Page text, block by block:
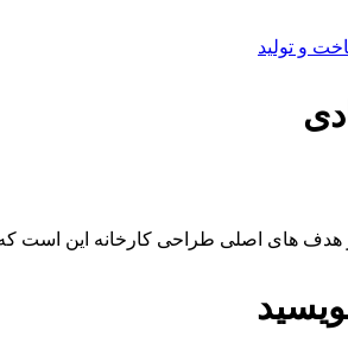
و تولید
هدف های اصلی طراحی کارخانه این است